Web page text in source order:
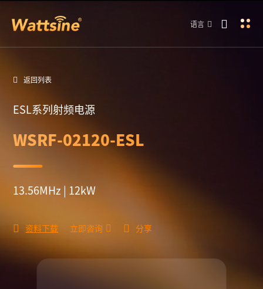
语言
返回列表
ESL系列射频电源
WSRF-02120-ESL
13.56MHz | 12kW
资料下载 立即咨询 分享